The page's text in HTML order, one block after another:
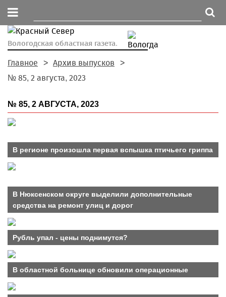
Вологодская областная газета.
Главное
Архив выпусков
№ 85, 2 августа, 2023
№ 85, 2 АВГУСТА, 2023
В регионе произошла первая вспышка птичьего гриппа
В Нюксенском округе выделили дополнительные
средства на ремонт улиц и дорог
Рубль упал - цены поднимутся?
В областной больнице обновили операционные